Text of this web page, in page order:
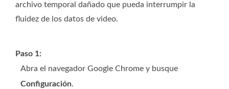
archivo temporal dañado que pueda interrumpir la
fluidez de los datos de video.
Paso 1:
Abra el navegador Google Chrome y busque
Configuración.